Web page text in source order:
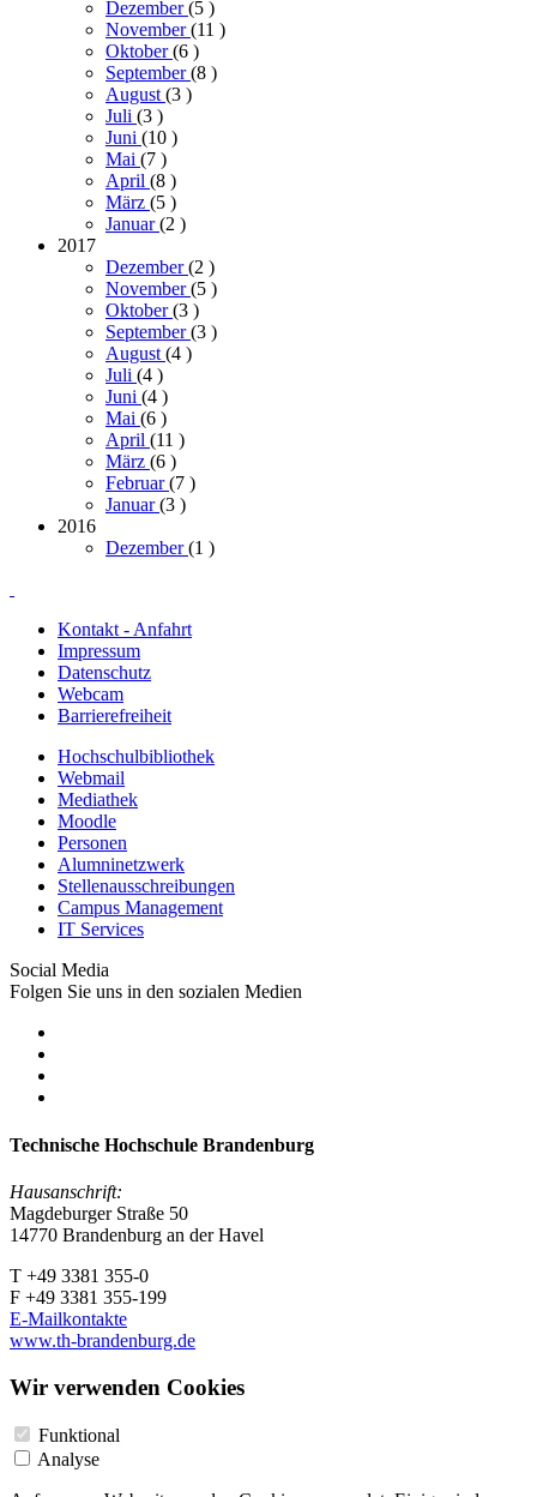
Dezember(5 )
November(11 )
Oktober(6 )
September(8 )
August(3 )
Juli (3 )
Juni (10 )
Mai (7 )
April (8 )
März (5 )
Januar(2 )
2017
Dezember(2 )
November(5 )
Oktober(3 )
September(3 )
August(4 )
Juli (4 )
Juni (4 )
Mai (6 )
April (11 )
März (6 )
Februar(7 )
Januar(3 )
2016
Dezember(1 )
Kontakt - Anfahrt
Impressum
Datenschutz
Webcam
Barrierefreiheit
Hochschulbibliothek
Webmail
Mediathek
Moodle
Personen
Alumninetzwerk
Stellenausschreibungen
Campus Management
IT Services
Social Media
Folgen Sie uns in den sozialen Medien
Technische Hochschule Brandenburg
Hausanschrift:
Magdeburger Straße 50
14770 Brandenburg an der Havel
T +49 3381 355-0
F +49 3381 355-199
E-Mailkontakte
www.th-brandenburg.de
Wir verwenden Cookies
Funktional
Analyse